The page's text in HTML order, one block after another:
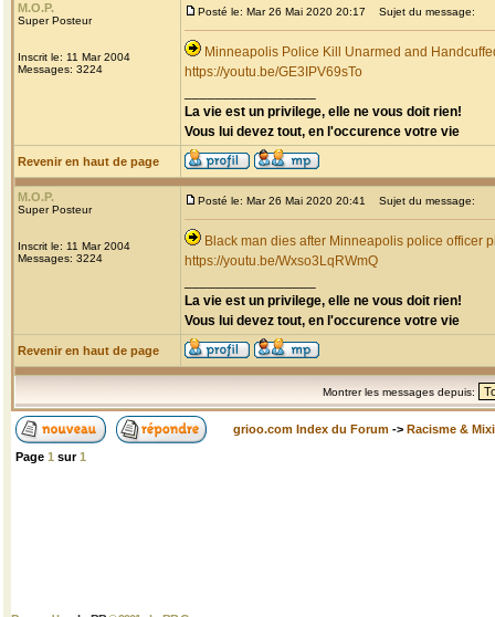
M.O.P.
Super Posteur
Inscrit le: 11 Mar 2004
Messages: 3224
Posté le: Mar 26 Mai 2020 20:17 Sujet du message:
Minneapolis Police Kill Unarmed and
https://youtu.be/GE3IPV69sTo
La vie est un privilege, elle ne vous doit rien!
Vous lui devez tout, en l'occurence votre vie
Revenir en haut de page
M.O.P.
Super Posteur
Inscrit le: 11 Mar 2004
Messages: 3224
Posté le: Mar 26 Mai 2020 20:41 Sujet du message:
Black man dies after Minneapolis police officer
https://youtu.be/Wxso3LqRWmQ
La vie est un privilege, elle ne vous doit rien!
Vous lui devez tout, en l'occurence votre vie
Revenir en haut de page
Montrer les messages depuis:
grioo.com Index du Forum -> Racisme &
Page 1 sur1